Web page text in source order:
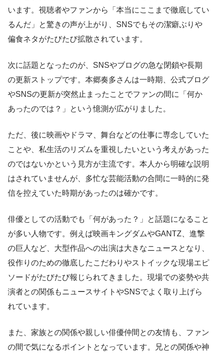
います。視聴者やファンから「本当にここまで徹底してい
るんだ」と驚きの声が上がり、SNSでもその潔癖ぶりや
偏食ネタがたびたび拡散されています。
次に話題となったのが、SNSやブログの急な閉鎖や長期
の更新ストップです。本郷奏多さんは一時期、公式ブログ
やSNSの更新が突然止まったことでファンの間に「何か
あったのでは？」という憶測が広がりました。
ただ、後に映画やドラマ、舞台などの仕事に専念していた
ことや、私生活のリズムを重視したいという考えがあった
のではないかという見方が主流です。本人から明確な説明
はされていませんが、多忙な芸能活動の合間に一時的に発
信を控えていた時期があったのは確かです。
俳優としての活動でも「何があった？」と話題になること
が多い人物です。例えば映画キングダムやGANTZ、進撃
の巨人など、大型作品への出演は大きなニュースとなり、
役作りのための徹底したこだわりやストイックな現場エピ
ソードがたびたび報じられてきました。現場での姿勢や共
演者との関係もニュースサイトやSNSでよく取り上げら
れています。
また、家族との関係や親しい俳優仲間との友情も、ファン
の間で気になるポイントとなっています。兄との関係や神